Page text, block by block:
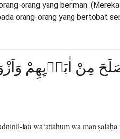
orang yang beriman.
orang-orang yang bertobat
مِنْ اٰبَاۤىِٕهِمْ
latī wa‘attahum wa man